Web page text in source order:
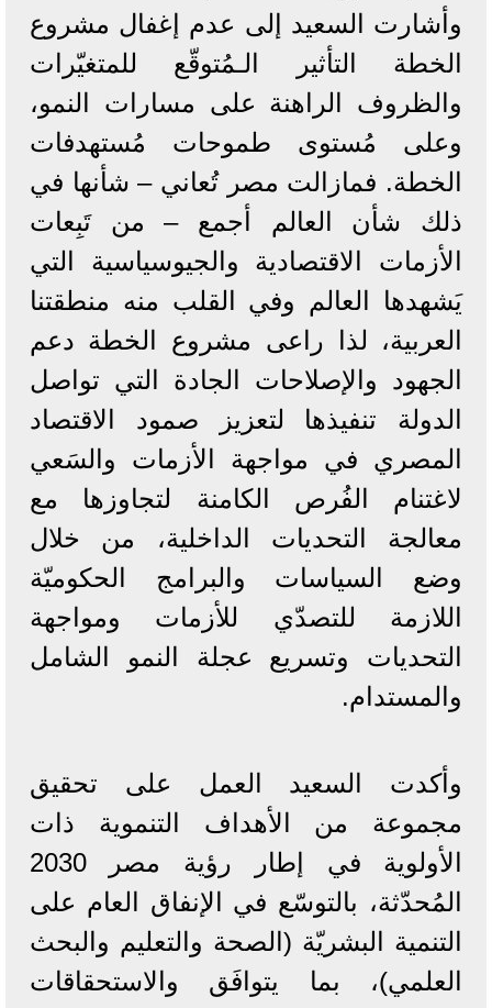
وأشارت السعيد إلى عدم إغفال مشروع
الخطة التأثير الـمُتوقّع للمتغيّرات
والظروف الراهنة على مسارات النمو،
وعلى مُستوى طموحات مُستهدفات
الخطة. فمازالت مصر تُعاني – شأنها في
ذلك شأن العالم أجمع – من تَبِعات
الأزمات الاقتصادية والجيوسياسية التي
يَشهدها العالم وفي القلب منه منطقتنا
العربية، لذا راعى مشروع الخطة دعم
الجهود والإصلاحات الجادة التي تواصل
الدولة تنفيذها لتعزيز صمود الاقتصاد
المصري في مواجهة الأزمات والسَعي
لاغتنام الفُرص الكامنة لتجاوزها مع
معالجة التحديات الداخلية، من خلال
وضع السياسات والبرامج الحكوميّة
اللازمة للتصدّي للأزمات ومواجهة
التحديات وتسريع عجلة النمو الشامل
والمستدام.
وأكدت السعيد العمل على تحقيق
مجموعة من الأهداف التنموية ذات
الأولوية في إطار رؤية مصر 2030
المُحدّثة، بالتوسّع في الإنفاق العام على
التنمية البشريّة (الصحة والتعليم والبحث
العلمي)، بما يتوافَق والاستحقاقات